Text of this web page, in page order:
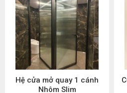
Hệ cửa mở quay 1 cánh
Nhôm Slim